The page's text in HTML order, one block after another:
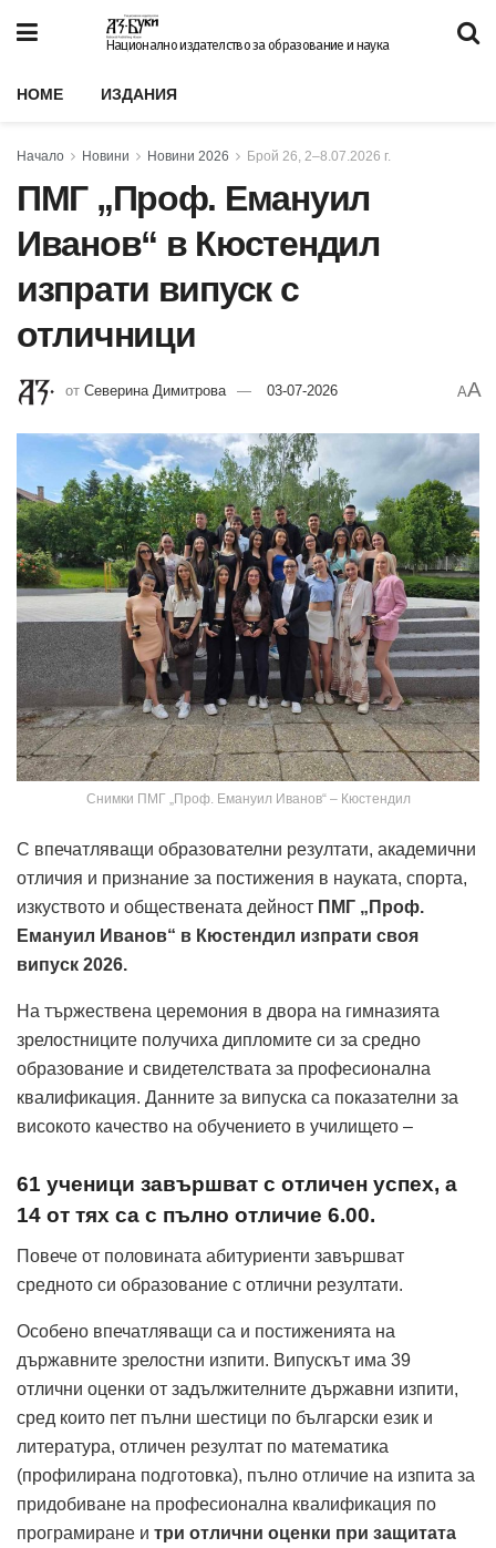
Национално издателство за образование и наука
HOME ИЗДАНИЯ
Начало Новини Новини 2026 Брой 26, 2–8.07.2026 г.
ПМГ „Проф. Емануил
Иванов“ в Кюстендил
изпрати випуск с
отличници
от Северина Димитрова 03-07-2026 AA
Снимки ПМГ „Проф. Емануил Иванов“ – Кюстендил
С впечатляващи образователни резултати, академични
отличия и признание за постижения в науката, спорта,
изкуството и обществената дейност ПМГ „Проф.
Емануил Иванов“ в Кюстендил изпрати своя
випуск 2026.
На тържествена церемония в двора на гимназията
зрелостниците получиха дипломите си за средно
образование и свидетелствата за професионална
квалификация. Данните за випуска са показателни за
високото качество на обучението в училището –
61 ученици завършват с отличен успех, а
14 от тях са с пълно отличие 6.00.
Повече от половината абитуриенти завършват
средното си образование с отлични резултати.
Особено впечатляващи са и постиженията на
държавните зрелостни изпити. Випускът има 39
отлични оценки от задължителните държавни изпити,
сред които пет пълни шестици по български език и
литература, отличен резултат по математика
(профилирана подготовка), пълно отличие на изпита за
придобиване на професионална квалификация по
програмиране и три отлични оценки при защитата